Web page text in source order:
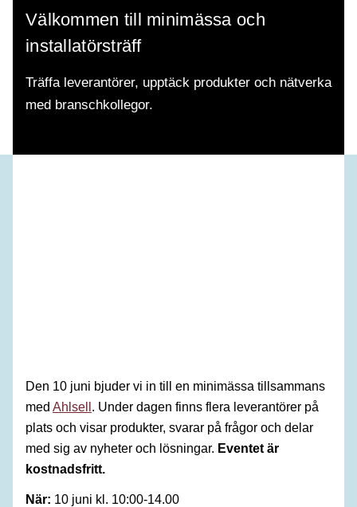
Välkommen till minimässa och
installatörsträff
Träffa leverantörer, upptäck produkter och nätverka
med branschkollegor.
Den 10 juni bjuder vi in till en minimässa tillsammans
med Ahlsell . Under dagen finns flera leverantörer på
plats och visar produkter, svarar på frågor och delar
med sig av nyheter och lösningar. Eventet är
kostnadsfritt.
När: 10 juni kl. 10:00-14.00